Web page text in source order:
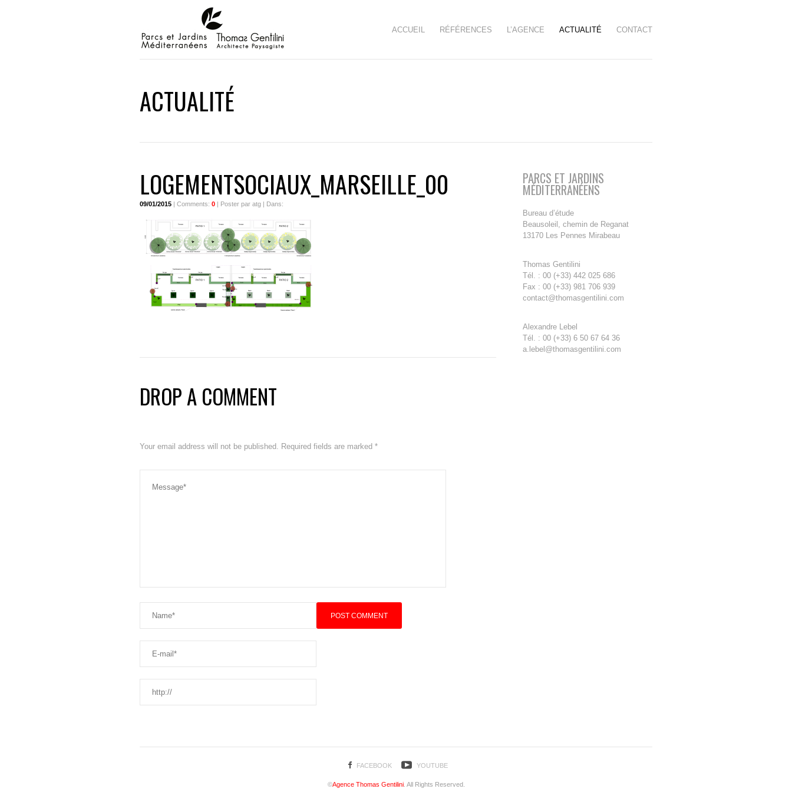
ACCUEIL RÉFÉRENCES L’AGENCE ACTUALITÉ CONTACT
ACTUALITÉ
LOGEMENTSOCIAUX_MARSEILLE_00
09/01/2015 | Comments: 0 | Poster par atg | Dans:
DROP A COMMENT
Your email address will not be published. Required fields are marked *
PARCS ET JARDINS
MÉDITERRANÉENS
Bureau d’étude
Beausoleil, chemin de Reganat
13170 Les Pennes Mirabeau
Thomas Gentilini
Tél. : 00 (+33) 442 025 686
Fax : 00 (+33) 981 706 939
contact@thomasgentilini.com
Alexandre Lebel
Tél. : 00 (+33) 6 50 67 64 36
a.lebel@thomasgentilini.com
FACEBOOK YOUTUBE
©Agence Thomas Gentilini. All Rights Reserved.